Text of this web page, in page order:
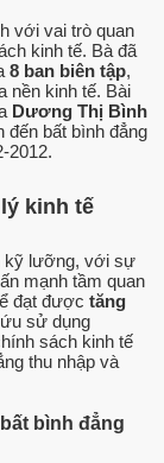
với vai trò quan
kinh tế. Bà đã
8 ban biên tập,
nền kinh tế. Bài
Dương Thị Bình
đến bất bình đẳng
2012.
kinh tế
kỹ lưỡng, với sự
mạnh tầm quan
đạt được tăng
sử dụng
sách kinh tế
thu nhập và
bình đẳng